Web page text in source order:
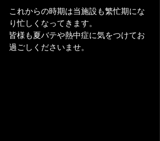
これからの時期は当施設も繁忙期にな
り忙しくなってきます。
皆様も夏バテや熱中症に気をつけてお
過ごしくださいませ。